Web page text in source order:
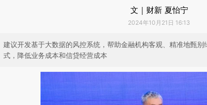
文｜财新 夏怡宁
2024年10月21日 16:13
建议开发基于大数据的风控系统，帮助金融机构客观、精准地甄
式，降低业务成本和信贷经营成本